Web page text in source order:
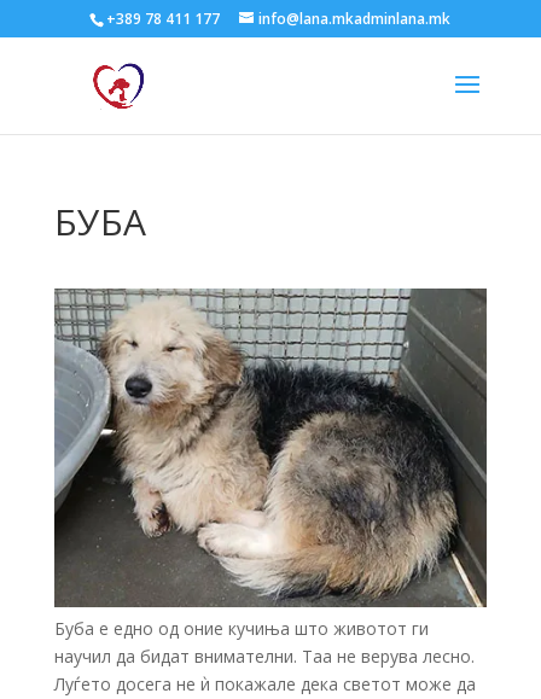
+389 78 411 177 info@lana.mkadminlana.mk
БУБА
Буба е едно од оние кучиња што животот ги
научил да бидат внимателни. Таа не верува лесно.
Луѓето досега не ѝ покажале дека светот може да